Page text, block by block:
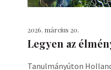
2026. március 20.
Legyen az
Tanulmányúton